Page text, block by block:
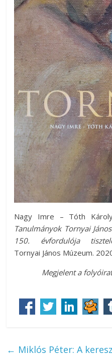
Nagy Imre ­– Tóth
Tanulmányok Tornyai
150. évfordulója
Tornyai János Múzeum.
Megjelent a
← Miklós Péter: A